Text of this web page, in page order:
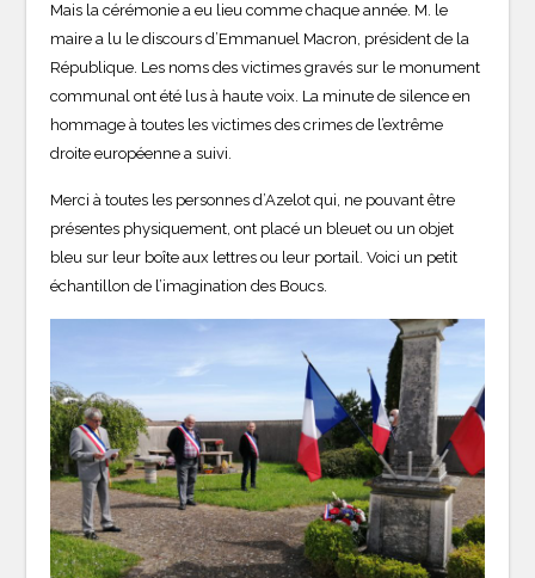
Mais la cérémonie a eu lieu comme chaque année. M. le
maire a lu le discours d’Emmanuel Macron, président de la
République. Les noms des victimes gravés sur le monument
communal ont été lus à haute voix. La minute de silence en
hommage à toutes les victimes des crimes de l’extrême
droite européenne a suivi.
Merci à toutes les personnes d’Azelot qui, ne pouvant être
présentes physiquement, ont placé un bleuet ou un objet
bleu sur leur boîte aux lettres ou leur portail. Voici un petit
échantillon de l’imagination des Boucs.